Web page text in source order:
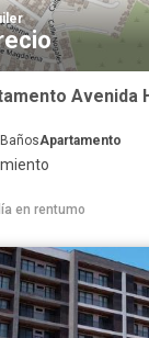
BañosApartamento
en rentumo